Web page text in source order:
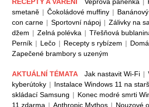
smetaně | Čokoládové muffiny |
con carne | Sportovní nápoj | Zálivky na
džem | Zelná polévka | Třešňová
Perník | Lečo | Recepty s rybízem |
Zapečené brambory s uzeným
AKTUÁLNÍ TÉMATA Jak nastavit Wi-Fi |
kyberútoky | Instalace Windows 11 na
skládací Samsung | Konec modré smrti
11 zdarma | Anthropic Mythos | Nouzové